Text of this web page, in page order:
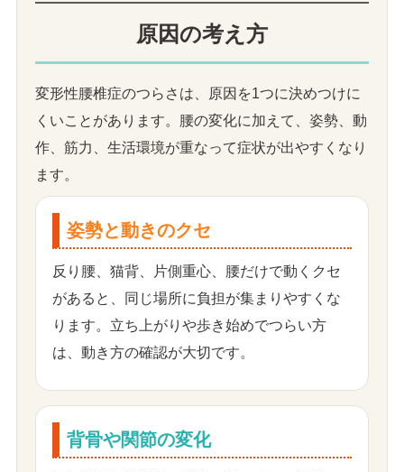
原因の考え方
変形性腰椎症のつらさは、原因を1つに決めつけに
くいことがあります。腰の変化に加えて、姿勢、動
作、筋力、生活環境が重なって症状が出やすくなり
ます。
姿勢と動きのクセ
反り腰、猫背、片側重心、腰だけで動くクセ
があると、同じ場所に負担が集まりやすくな
ります。立ち上がりや歩き始めでつらい方
は、動き方の確認が大切です。
背骨や関節の変化